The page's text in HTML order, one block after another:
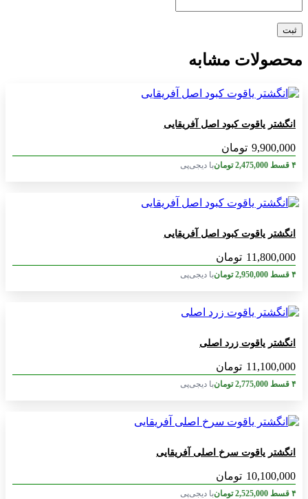
محصولات مشابه
انگشتر یاقوت کبود اصل آفریقایی
9,900,000 تومان
۴ قسط 2,475,000 تومانبا دیجی‌پی
انگشتر یاقوت کبود اصل آفریقایی
11,800,000 تومان
۴ قسط 2,950,000 تومانبا دیجی‌پی
انگشتر یاقوت زرد اصلی
11,100,000 تومان
۴ قسط 2,775,000 تومانبا دیجی‌پی
انگشتر یاقوت سرخ اصلی آفریقایی
10,100,000 تومان
۴ قسط 2,525,000 تومانبا دیجی‌پی